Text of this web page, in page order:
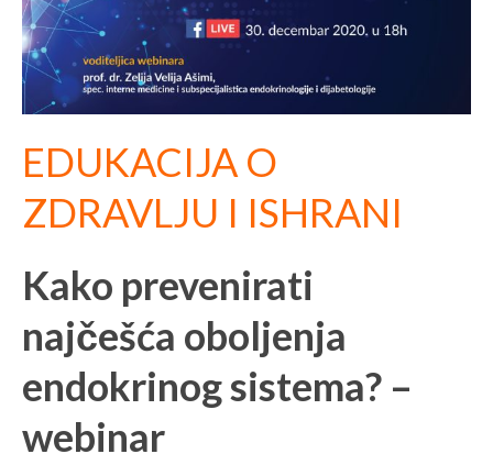
EDUKACIJA O
ZDRAVLJU I ISHRANI
Kako prevenirati
najčešća oboljenja
endokrinog sistema? –
webinar